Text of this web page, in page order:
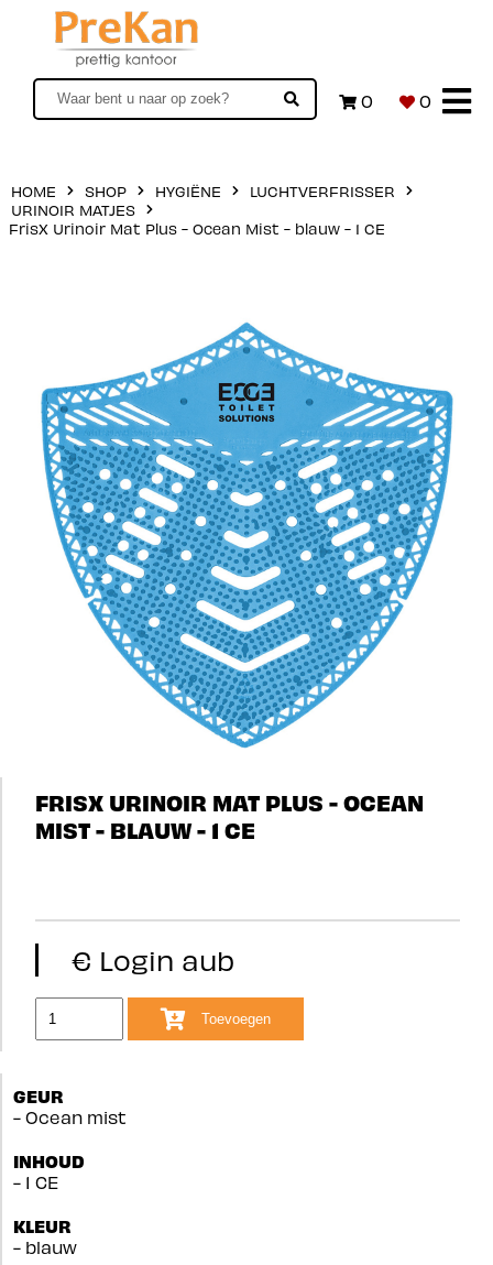
0 0
HOME SHOP HYGIËNE
LUCHTVERFRISSER
URINOIR MATJES
FrisX Urinoir Mat Plus - Ocean Mist - blauw - 1 CE
FRISX URINOIR MAT PLUS - OCEAN
MIST - BLAUW - 1 CE
€ Login aub
Toevoegen
GEUR
- Ocean mist
INHOUD
- 1 CE
KLEUR
- blauw